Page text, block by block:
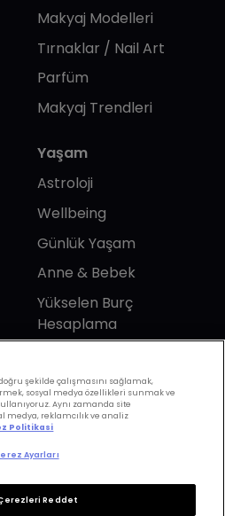
Makyaj Modelleri
Tırnaklar / Nail Art
Parfüm
Makyaj Trendleri
Yaşam
Astroloji
Wellbeing
Günlük Yaşam
Anne & Bebek
Yükselen Burç
Hesaplama
şekilde çalışmasını sağlamak,
sosyal medya özellikleri sunmak ve
Aynı zamanda site
medya, reklamcılık ve analiz
Politikasi
Ayarları
Reddet